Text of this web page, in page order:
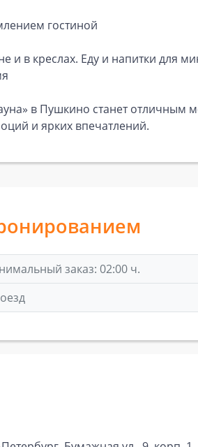
гостиной
и в креслах. Еду и напитки для
в Пушкино станет отличным
и ярких впечатлений.
заказ: 02:00 ч.